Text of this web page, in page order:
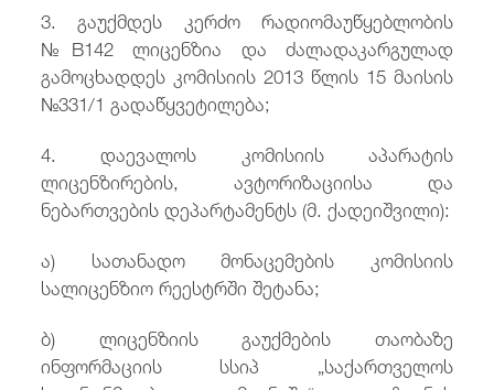
3. გაუქმდეს
კერძო რადიომაუწყებლობის
№B142 ლიცენზია და ძალადაკარგულად
გამოცხადდეს კომისიის 2013 წლის 15 მაისის
№331/1 გადაწყვეტილება;
4. დაევალოს კომისიის აპარატის
ლიცენზირების, ავტორიზაციისა და
ნებართვების დეპარტამენტს (მ. ქადეიშვილი):
ა) სათანადო მონაცემების კომისიის
სალიცენზიო რეესტრში შეტანა;
ბ) ლიცენზიის გაუქმების თაობაზე
ინფორმაციის სსიპ „საქართველოს